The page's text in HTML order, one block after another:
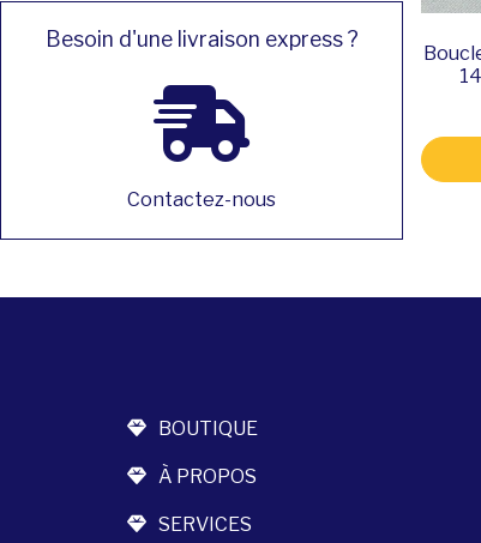
Besoin d'une livraison express ?
Contactez-nous
BOUTIQUE
À PROPOS
SERVICES